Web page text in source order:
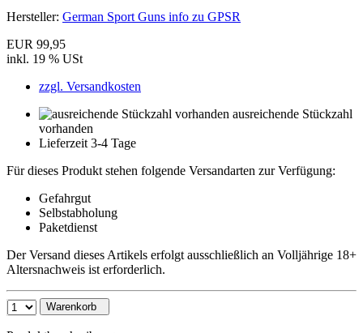
Hersteller: German Sport Guns info zu GPSR
EUR 99,95
inkl. 19 % USt
zzgl. Versandkosten
ausreichende Stückzahl
vorhanden
Lieferzeit 3-4 Tage
Für dieses Produkt stehen folgende Versandarten zur Verfügung:
Gefahrgut
Selbstabholung
Paketdienst
Der Versand dieses Artikels erfolgt ausschließlich an Volljährige 18+
Altersnachweis ist erforderlich.
Warenkorb